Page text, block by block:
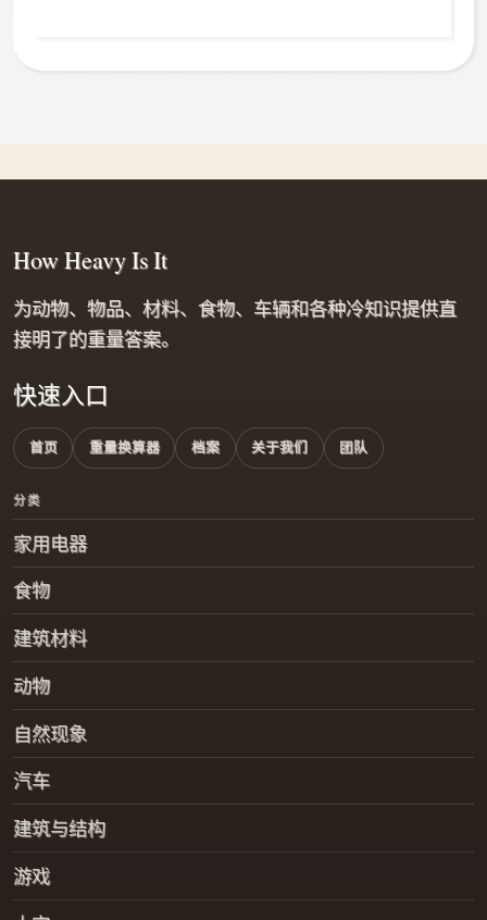
快速入口
首页 重量换算器 档案 关于我们 团队
分类
家用电器
食物
建筑材料
动物
自然现象
汽车
建筑与结构
游戏
How Heavy Is It
为动物、物品、材料、食物、车辆和各种冷知识提供直
接明了的重量答案。